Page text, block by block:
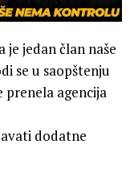
jedan član naše
se u saopštenju
prenela agencija
dodatne